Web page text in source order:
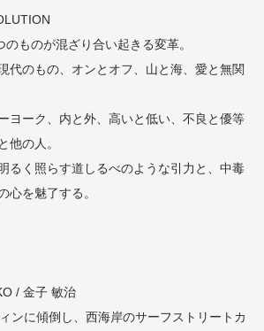
ものが混ざり合い起きる変革。
代のもの、オンとオフ、山と海、愛と無関
ヨーク、内と外、高いと低い、不良と優等
他の人。
るく照らす道しるべのような引力と、中毒
心を魅了する。
/ 金子 敏治
ンに傾倒し、西海岸のサーフストリートカ